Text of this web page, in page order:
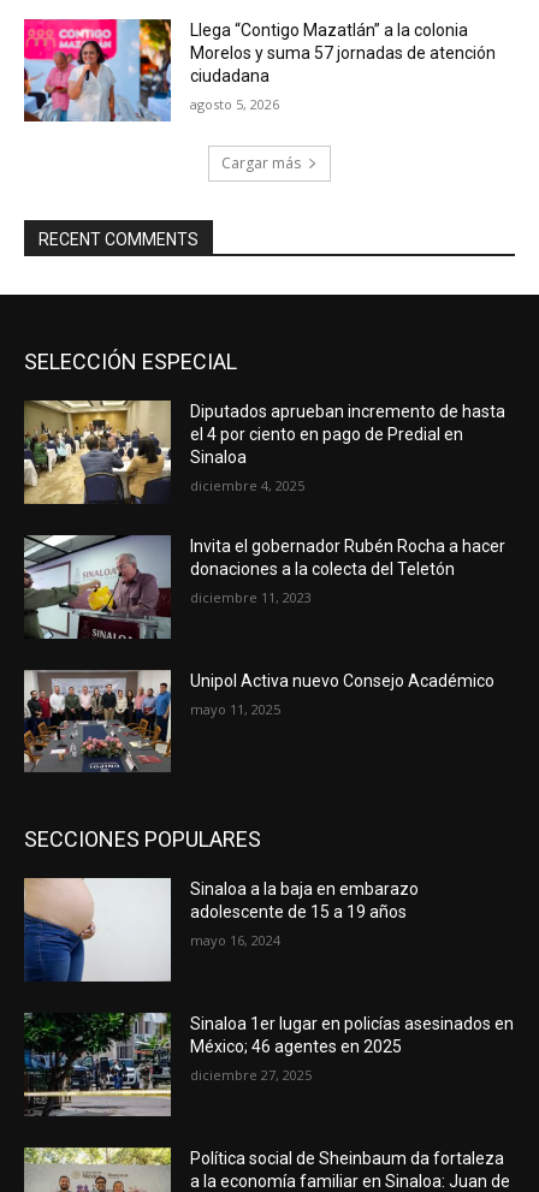
Llega “Contigo Mazatlán” a la colonia
Morelos y suma 57 jornadas de atención
ciudadana
agosto 5, 2026
Cargar más
RECENT COMMENTS
SELECCIÓN ESPECIAL
Diputados aprueban incremento de hasta
el 4 por ciento en pago de Predial en
Sinaloa
diciembre 4, 2025
Invita el gobernador Rubén Rocha a hacer
donaciones a la colecta del Teletón
diciembre 11, 2023
Unipol Activa nuevo Consejo Académico
mayo 11, 2025
SECCIONES POPULARES
Sinaloa a la baja en embarazo
adolescente de 15 a 19 años
mayo 16, 2024
Sinaloa 1er lugar en policías asesinados en
México; 46 agentes en 2025
diciembre 27, 2025
Política social de Sheinbaum da fortaleza
a la economía familiar en Sinaloa: Juan de